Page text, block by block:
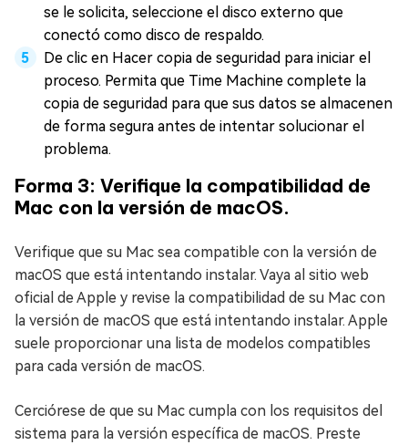
se le solicita, seleccione el disco externo que
conectó como disco de respaldo.
De clic en Hacer copia de seguridad para iniciar el
proceso. Permita que Time Machine complete la
copia de seguridad para que sus datos se almacenen
de forma segura antes de intentar solucionar el
problema.
Forma 3: Verifique la compatibilidad de
Mac con la versión de macOS.
Verifique que su Mac sea compatible con la versión de
macOS que está intentando instalar. Vaya al sitio web
oficial de Apple y revise la compatibilidad de su Mac con
la versión de macOS que está intentando instalar. Apple
suele proporcionar una lista de modelos compatibles
para cada versión de macOS.
Cerciórese de que su Mac cumpla con los requisitos del
sistema para la versión específica de macOS. Preste